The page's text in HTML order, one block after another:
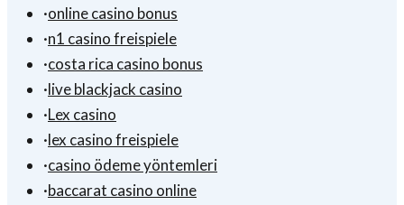
·online casino bonus
·n1 casino freispiele
·costa rica casino bonus
·live blackjack casino
·Lex casino
·lex casino freispiele
·casino ödeme yöntemleri
·baccarat casino online